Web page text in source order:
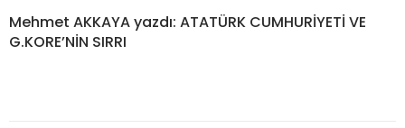
Mehmet AKKAYA yazdı: ATATÜRK CUMHURİYETİ VE
G.KORE’NİN SIRRI